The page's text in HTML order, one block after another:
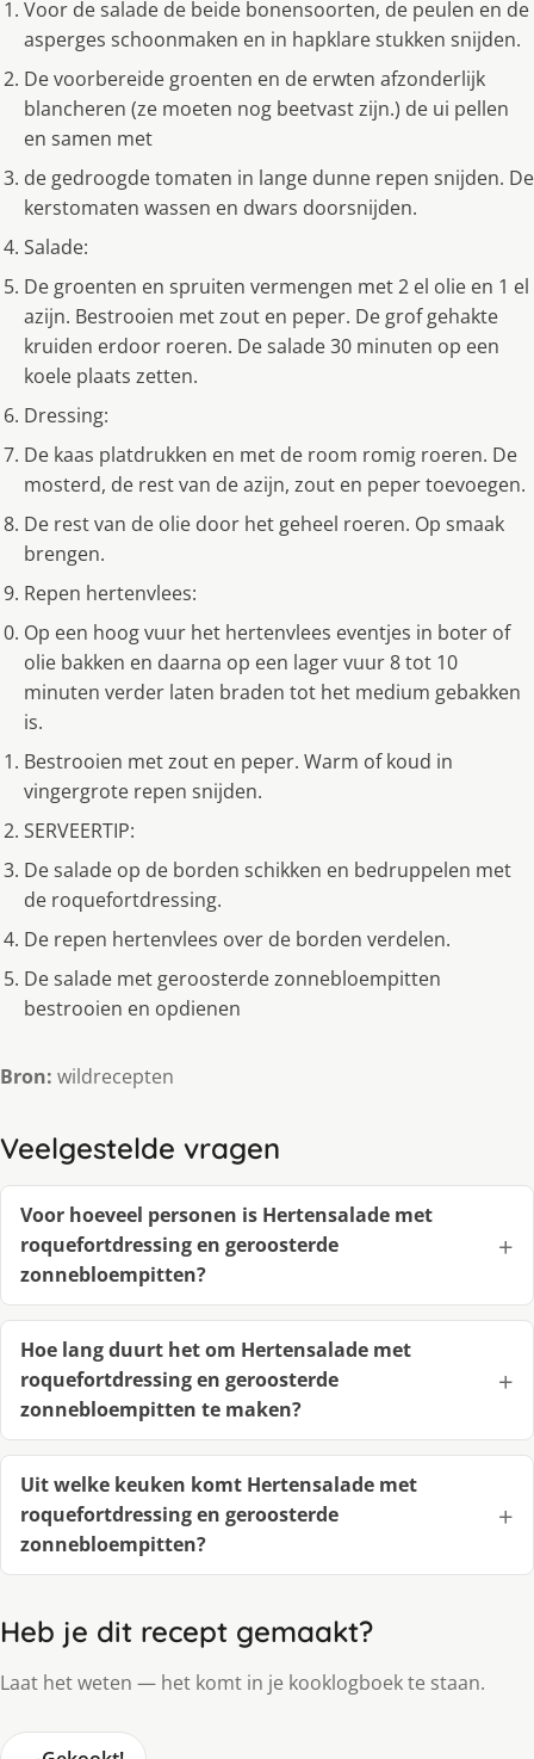
Voor de salade de beide bonensoorten, de peulen en de
asperges schoonmaken en in hapklare stukken snijden.
De voorbereide groenten en de erwten afzonderlijk
blancheren (ze moeten nog beetvast zijn.) de ui pellen
en samen met
de gedroogde tomaten in lange dunne repen snijden. De
kerstomaten wassen en dwars doorsnijden.
Salade:
De groenten en spruiten vermengen met 2 el olie en 1 el
azijn. Bestrooien met zout en peper. De grof gehakte
kruiden erdoor roeren. De salade 30 minuten op een
koele plaats zetten.
Dressing:
De kaas platdrukken en met de room romig roeren. De
mosterd, de rest van de azijn, zout en peper toevoegen.
De rest van de olie door het geheel roeren. Op smaak
brengen.
Repen hertenvlees:
Op een hoog vuur het hertenvlees eventjes in boter of
olie bakken en daarna op een lager vuur 8 tot 10
minuten verder laten braden tot het medium gebakken
is.
Bestrooien met zout en peper. Warm of koud in
vingergrote repen snijden.
SERVEERTIP:
De salade op de borden schikken en bedruppelen met
de roquefortdressing.
De repen hertenvlees over de borden verdelen.
De salade met geroosterde zonnebloempitten
bestrooien en opdienen
Bron: wildrecepten
Veelgestelde vragen
Voor hoeveel personen is Hertensalade met
roquefortdressing en geroosterde
zonnebloempitten?
Hoe lang duurt het om Hertensalade met
roquefortdressing en geroosterde
zonnebloempitten te maken?
Uit welke keuken komt Hertensalade met
roquefortdressing en geroosterde
zonnebloempitten?
Heb je dit recept gemaakt?
Laat het weten — het komt in je kooklogboek te staan.